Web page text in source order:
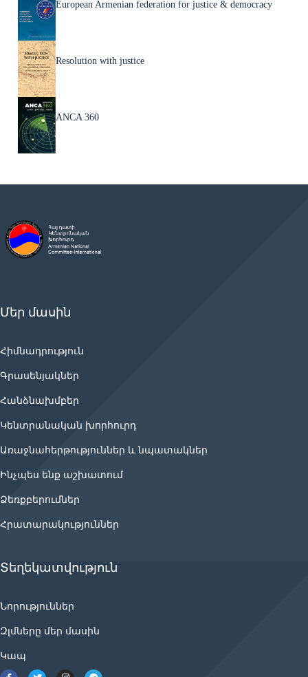
European Armenian federation for justice & democracy
Resolution with justice
ANCA 360
Մեր մասին
Հիմնադրություն
Գրասենյակներ
Հանձնախմբեր
Կենտրանական խորհուրդ
Առաջնահերթություններ և նպատակներ
Ինչպես ենք աշխատում
Ձեռքբերումներ
Հրատարակություններ
Տեղեկատվություն
Նորություններ
Զլմները մեր մասին
Կապ